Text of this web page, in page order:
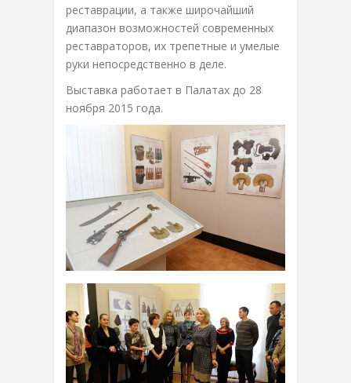
реставрации, а также широчайший
диапазон возможностей современных
реставраторов, их трепетные и умелые
руки непосредственно в деле.
Выставка работает в Палатах до 28
ноября 2015 года.